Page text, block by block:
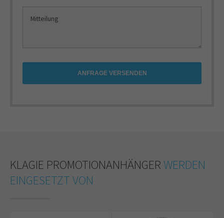
ANFRAGE VERSENDEN
KLAGIE PROMOTIONANHÄNGER WERDEN
EINGESETZT VON